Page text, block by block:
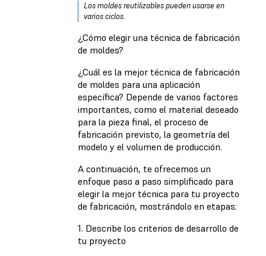
Los moldes reutilizables pueden usarse en
varios ciclos.
¿Cómo elegir una técnica de fabricación
de moldes?
¿Cuál es la mejor técnica de fabricación
de moldes para una aplicación
específica? Depende de varios factores
importantes, como el material deseado
para la pieza final, el proceso de
fabricación previsto, la geometría del
modelo y el volumen de producción.
A continuación, te ofrecemos un
enfoque paso a paso simplificado para
elegir la mejor técnica para tu proyecto
de fabricación, mostrándolo en etapas:
1. Describe los criterios de desarrollo de
tu proyecto